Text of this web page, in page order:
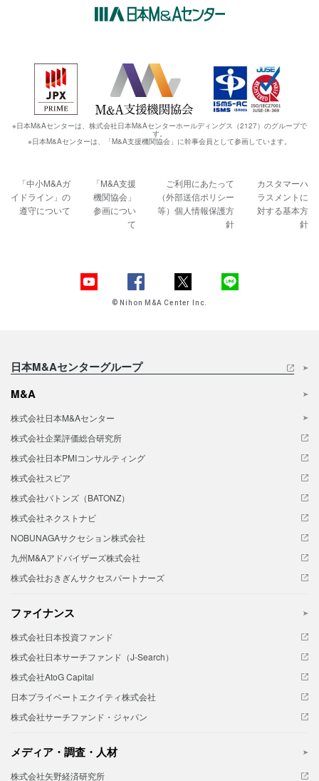
※日本M&Aセンターは、株式会社日本M&Aセンターホールディングス（2127）のグループで
す。
※日本M&Aセンターは、「M&A支援機関協会」に幹事会員として参画しています。
「中小M&Aガ
イドライン」の
遵守について
「M&A支援
機関協会」
参画につい
て
ご利用にあたって
（外部送信ポリシー
等）個人情報保護方
針
カスタマーハ
ラスメントに
対する基本方
針
© Nihon M&A Center Inc.
日本M&Aセンターグループ
M&A
株式会社日本M&Aセンター
株式会社企業評価総合研究所
株式会社日本PMIコンサルティング
株式会社スピア
株式会社バトンズ（BATONZ）
株式会社ネクストナビ
NOBUNAGAサクセション株式会社
九州M&Aアドバイザーズ株式会社
株式会社おきぎんサクセスパートナーズ
ファイナンス
株式会社日本投資ファンド
株式会社日本サーチファンド（J-Search）
株式会社AtoG Capital
日本プライベートエクイティ株式会社
株式会社サーチファンド・ジャパン
メディア・調査・人材
株式会社矢野経済研究所